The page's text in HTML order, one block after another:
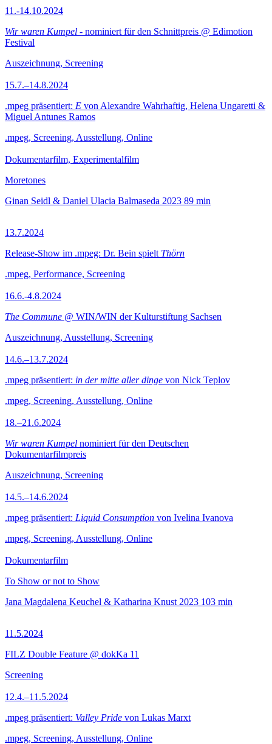
11.-14.10.2024
Wir waren Kumpel - nominiert für den Schnittpreis @ Edimotion
Festival
Auszeichnung, Screening
15.7.–14.8.2024
.mpeg präsentiert: E von Alexandre Wahrhaftig, Helena Ungaretti &
Miguel Antunes Ramos
.mpeg, Screening, Ausstellung, Online
Dokumentarfilm, Experimentalfilm
Moretones
Ginan Seidl & Daniel Ulacia Balmaseda 2023 89 min
13.7.2024
Release-Show im .mpeg: Dr. Bein spielt Thörn
.mpeg, Performance, Screening
16.6.-4.8.2024
The Commune @ WIN/WIN der Kulturstiftung Sachsen
Auszeichnung, Ausstellung, Screening
14.6.–13.7.2024
.mpeg präsentiert: in der mitte aller dinge von Nick Teplov
.mpeg, Screening, Ausstellung, Online
18.–21.6.2024
Wir waren Kumpel nominiert für den Deutschen
Dokumentarfilmpreis
Auszeichnung, Screening
14.5.–14.6.2024
.mpeg präsentiert: Liquid Consumption von Ivelina Ivanova
.mpeg, Screening, Ausstellung, Online
Dokumentarfilm
To Show or not to Show
Jana Magdalena Keuchel & Katharina Knust 2023 103 min
11.5.2024
FILZ Double Feature @ dokKa 11
Screening
12.4.–11.5.2024
.mpeg präsentiert: Valley Pride von Lukas Marxt
.mpeg, Screening, Ausstellung, Online